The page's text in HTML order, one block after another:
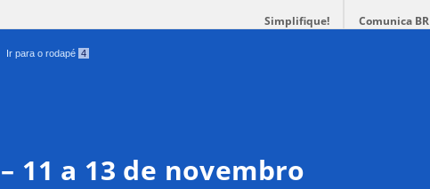
Simplifique! Comunica BR
Ir para o rodapé 4
– 11 a 13 de novembro